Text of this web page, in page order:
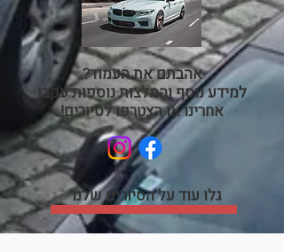
אהבתם את העמוד?
למידע נוסף והמלצות נוספות עקבו
אחרינו או הצטרפו לסיורים!
גלו עוד על הסיורים שלנו